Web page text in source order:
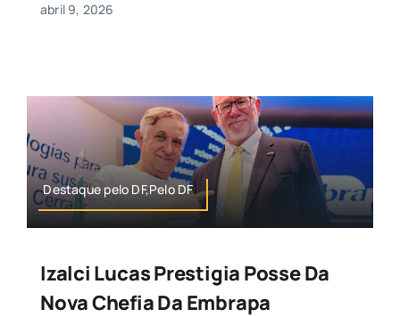
abril 9, 2026
Destaque pelo DF,Pelo DF
Izalci Lucas Prestigia Posse Da
Nova Chefia Da Embrapa